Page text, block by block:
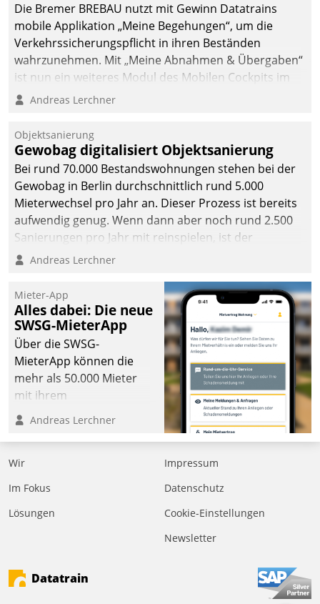
Die Bremer BREBAU nutzt mit Gewinn Datatrains
mobile Applikation „Meine Begehungen“, um die
Verkehrssicherungspflicht in ihren Beständen
wahrzunehmen. Mit „Meine Abnahmen & Übergaben“
ist nun ein weiteres Modul des Mobilen Cockpits im
Einsatz.
Andreas Lerchner
Objektsanierung
Gewobag digitalisiert Objektsanierung
Bei rund 70.000 Bestandswohnungen stehen bei der
Gewobag in Berlin durchschnittlich rund 5.000
Mieterwechsel pro Jahr an. Dieser Prozess ist bereits
aufwendig genug. Wenn dann aber noch rund 2.500
Sanierungen pro Jahr mit reinspielen, ist der
Betreuungs- und Organisationsaufwand immens. Im
kommunale Wohnungsbauunternehmen daher
gemeinsam mit der Berliner Datatrain GmbH den
Teilprozess der Objektsanierung digitalisiert.
Andreas Lerchner
Mieter-App
Alles dabei: Die neue
SWSG-MieterApp
Über die SWSG-
MieterApp können die
mehr als 50.000 Mieter
mit ihrem
Wohnungsunternehmen
kommunizieren, auf dem
Laufenden bleiben, Daten
einsehen und ändern
oder
abgeben – rund um die
Andreas Lerchner
Wir
Im Fokus
Lösungen
Impressum
Datenschutz
Cookie-Einstellungen
Newsletter
Datatrain